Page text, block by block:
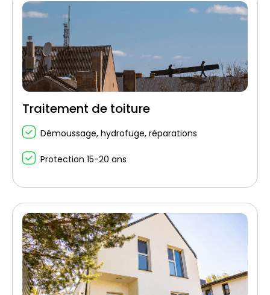
Traitement de toiture
Démoussage, hydrofuge, réparations
Protection 15-20 ans